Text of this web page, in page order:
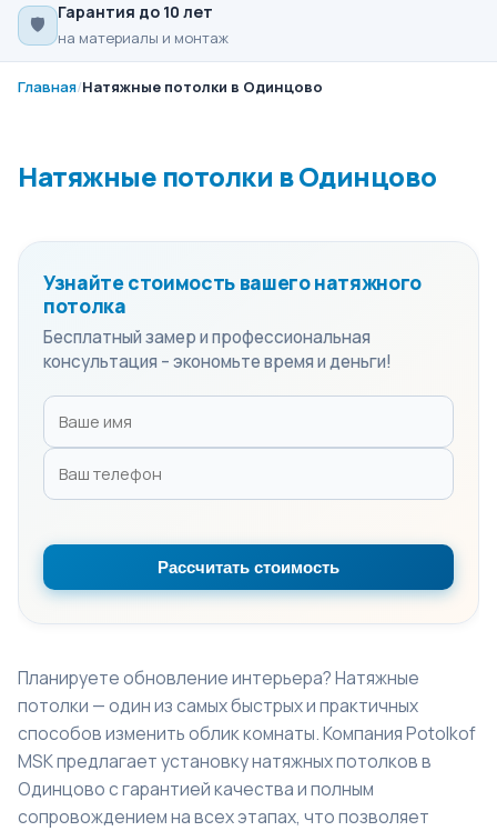
🛡
Гарантия до 10 лет
на материалы и монтаж
Главная/Натяжные потолки в Одинцово
Натяжные потолки в Одинцово
Узнайте стоимость вашего натяжного
потолка
Бесплатный замер и профессиональная
консультация – экономьте время и деньги!
Рассчитать стоимость
Планируете обновление интерьера? Натяжные
потолки — один из самых быстрых и практичных
способов изменить облик комнаты. Компания Potolkof
MSK предлагает установку натяжных потолков в
Одинцово с гарантией качества и полным
сопровождением на всех этапах, что позволяет